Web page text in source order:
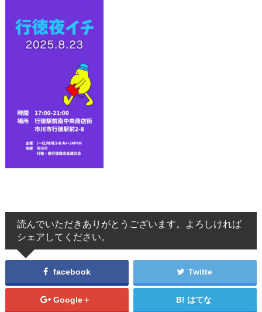
読んでいただきありがとうございます。よろしければ
シェアしてください。
facebook Twitte
Google＋ はてな